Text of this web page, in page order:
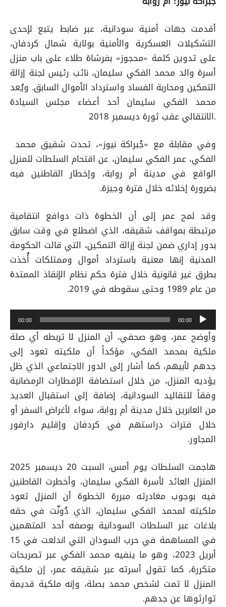
أقدمت جهات أمنية سودانية، عبر ضابط يتبع لإحدى
التشكيلات العسكرية والأمنية بولاية شمال كردفان،
على تدوين كلمة «محجوز» بفرشاة طلاء على باب منزل
أسرة والد محمد الفكي سليمان، نائب رئيس لجنة إزالة
التمكين ومحاربة الفساد واسترداد الأموال السابق. ويُعد
محمد الفكي سليمان أحد أعضاء مجلس السيادة
الانتقالي عقب ثورة ديسمبر 2018.
وفي مقابلة مع «جُبراكة نيوز»، تحدث شقيق محمد
الفكي، عمر الفكي سليمان، عن اقتحام السلطات للمنزل
الواقع في مدينة أم روابة، وإخطار القاطنين فيه
بضرورة إخلائه خلال فترة وجيزة.
وقد لمح عمر إلى أن الخطوة ذات دوافع انتقامية
مرتبطة بمواقف شقيقه، الذي اضطلع في وقت سابق
بدور إداري ضمن لجنة إزالة التمكين، التي قالت الحكومة
المدنية إنها معنية باسترداد أموال وممتلكات أُخذت
بطرق غير قانونية خلال فترة حكم نظام الإنقاذ الممتدة
من عام 1989 وحتى سقوطه في 2019
.
ش
غ
ل
ا
ل
ص
و
ت
00:00
00:00
وأوضح عمر، وهو صحفي، أن المنزل لا تربطه أي صلة
ملكية بمحمد الفكي، مؤكداً أن ملكيته تعود إلى
جدهم لأبيهم، كما أشار إلى الدور الاجتماعي الذي ظل
يؤديه المنزل، من خلال استضافة الإفطارات الرمضانية
وفقاً للتقاليد السودانية، إضافة إلى استقبال العديد
من العابرين خلال مدينة أم روابة، سواء لأغراض السفر أو
خلال فترات دراستهم في كردفان وإقليم دارفور
المجاور.
هاجمت السلطات يوم أمس، السبت 20 ديسمبر 2025
المنزل العائد لأسرة الفكي سليمان، وأخطرت القاطنين
فيه بوجوب مغادرته مبررة الخطوة أن المنزل تعود
ملكيته لمحمد الفكي سليمان، الذي دُونّت في حقه
بلاغات عبر السلطات السودانية بوصفه أحد المتهمين
في المساهمة في حرب السودان التي اندلعت في 15
أبريل 2023، وهو ما ينفيه محمد الفكي عبر تصريحات
متكررة، كما تقول أسرته عبر شقيقه عمر، إن ملكية
المنزل لا تمت لشخص محمد بصلة، وإنه ملكية قديمة
توارثوها عن جدهم.